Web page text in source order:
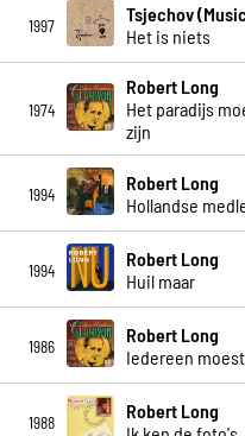
1997
Tsjechov
Het is niets
1974
Robert Long
Het paradijs
zijn
1994
Robert Long
Hollandse
1994
Robert Long
Huil maar
1986
Robert Long
Iedereen
1988
Robert Long